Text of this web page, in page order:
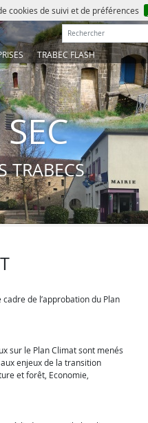
cookies de suivi et de préférences
Rechercher :
TRABEC FLASH
TRABECS
de l’approbation du Plan
sur le Plan Climat sont menés
enjeux de la transition
et forêt, Economie,